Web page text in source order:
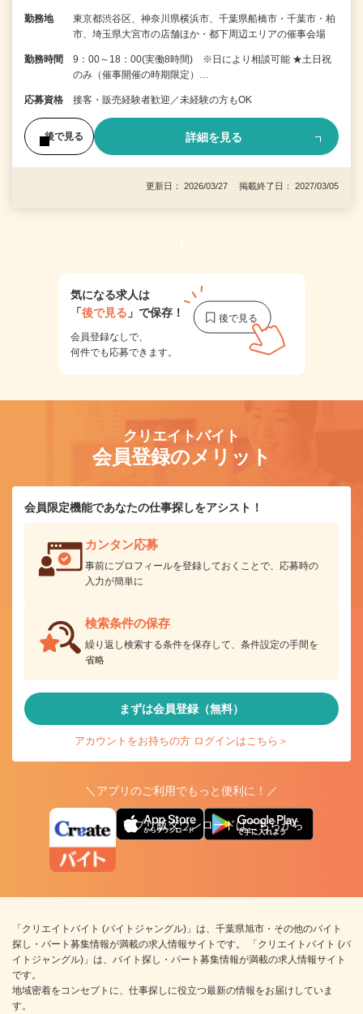
勤務地
東京都渋谷区、神奈川県横浜市、千葉県船橋市・千葉市・柏
市、埼玉県大宮市の店舗ほか・都下周辺エリアの催事会場
勤務時間
9：00～18：00(実働8時間) ※日により相談可能 ★土日祝
のみ（催事開催の時期限定）…
応募資格 接客・販売経験者歓迎／未経験の方もOK
後で見る 詳細を見る
更新日： 2026/03/27 掲載終了日： 2027/03/05
1
気になる求人は
「後で見る 」で保存！
会員登録なしで、
何件でも応募できます。
クリエイトバイト
会員登録のメリット
会員限定機能であなたの仕事探しをアシスト！
カンタン応募
事前にプロフィールを登録しておくことで、応募時の
入力が簡単に
検索条件の保存
繰り返し検索する条件を保存して、条件設定の手間を
省略
まずは会員登録（無料）
アカウントをお持ちの方 ログインはこちら＞
＼アプリのご利用でもっと便利に！／
アプリ版ダウンロードはこちらから
「クリエイトバイト (バイトジャングル)」は、千葉県旭市・その他のバイト
探し・パート募集情報が満載の求人情報サイトです。 「クリエイトバイト (バ
イトジャングル)」は、バイト探し・パート募集情報が満載の求人情報サイト
です。
地域密着をコンセプトに、仕事探しに役立つ最新の情報をお届けしていま
す。